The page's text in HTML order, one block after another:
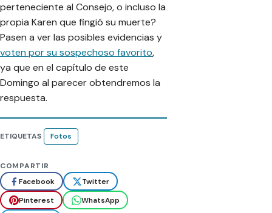
perteneciente al Consejo, o incluso la
propia Karen que fingió su muerte?
Pasen a ver las posibles evidencias y
voten por su sospechoso favorito,
ya que en el capítulo de este
Domingo al parecer obtendremos la
respuesta.
ETIQUETAS Fotos
COMPARTIR
Facebook
Twitter
Pinterest
WhatsApp